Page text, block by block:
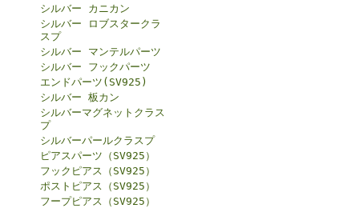
シルバー カニカン
シルバー ロブスタークラ
スプ
シルバー マンテルパーツ
シルバー フックパーツ
エンドパーツ(SV925)
シルバー 板カン
シルバーマグネットクラス
プ
シルバーパールクラスプ
ピアスパーツ（SV925）
フックピアス（SV925）
ポストピアス（SV925）
フープピアス（SV925）